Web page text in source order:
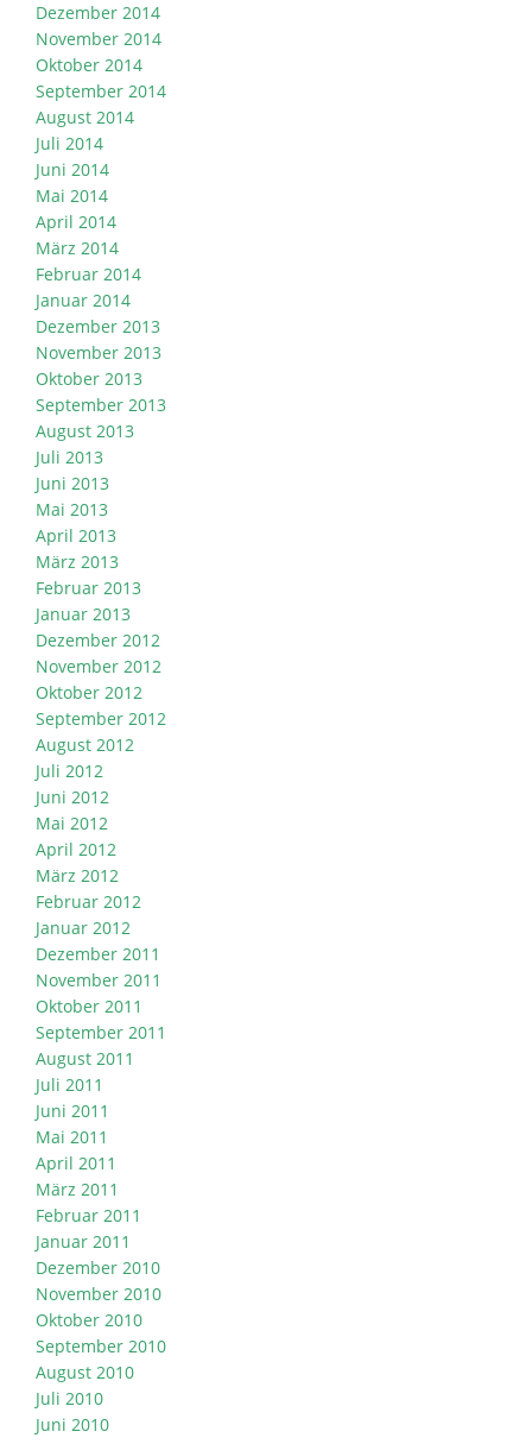
Dezember 2014
November 2014
Oktober 2014
September 2014
August 2014
Juli 2014
Juni 2014
Mai 2014
April 2014
März 2014
Februar 2014
Januar 2014
Dezember 2013
November 2013
Oktober 2013
September 2013
August 2013
Juli 2013
Juni 2013
Mai 2013
April 2013
März 2013
Februar 2013
Januar 2013
Dezember 2012
November 2012
Oktober 2012
September 2012
August 2012
Juli 2012
Juni 2012
Mai 2012
April 2012
März 2012
Februar 2012
Januar 2012
Dezember 2011
November 2011
Oktober 2011
September 2011
August 2011
Juli 2011
Juni 2011
Mai 2011
April 2011
März 2011
Februar 2011
Januar 2011
Dezember 2010
November 2010
Oktober 2010
September 2010
August 2010
Juli 2010
Juni 2010